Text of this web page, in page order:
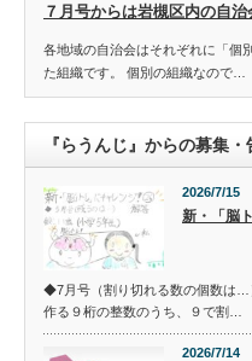
７月号からは岩槻区内の自
各地域の自治会はそれぞれに「個
た組織です。 個別の組織なので…
『らうんじ』からの募集・
2026/7/15
新・「脳
◆7月号（割り切れる数の個数は…
作る９桁の整数のうち、９で割…
2026/7/14